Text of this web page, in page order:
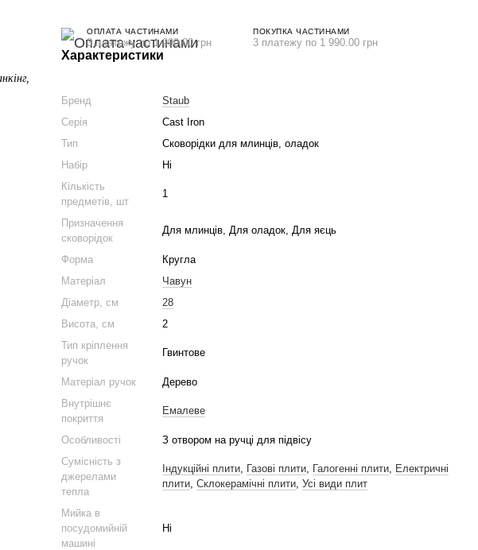
ОПЛАТА ЧАСТИНАМИ
3 платежу по 1 990.00 грн
ПОКУПКА ЧАСТИНАМИ
3 платежу по 1 990.00 грн
Характеристики
Бренд
Staub
Серія
Cast Iron
Тип
Сковорідки для млинців, оладок
Набір
Ні
Кількість
предметів, шт
1
Призначення
сковорідок
Для млинців, Для оладок, Для яєць
Форма
Кругла
Матеріал
Чавун
Діаметр, см
28
Висота, см
2
Тип кріплення
ручок
Гвинтове
Матеріал ручок
Дерево
Внутрішнє
покриття
Емалеве
Особливості
З отвором на ручці для підвісу
Сумісність з
джерелами
тепла
Індукційні плити, Газові плити, Галогенні плити, Електричні
плити,Склокерамічні плити,Усі види плит
Мийка в
посудомийній
машині
Ні